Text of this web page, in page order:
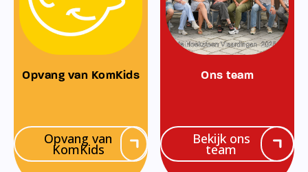
Opvang van KomKids
Opvang van
KomKids
Ons team
Bekijk ons
team